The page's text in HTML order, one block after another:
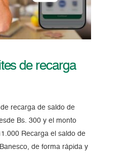
de recarga
recarga de saldo de
Bs. 300 y el monto
Recarga el saldo de
de forma rápida y